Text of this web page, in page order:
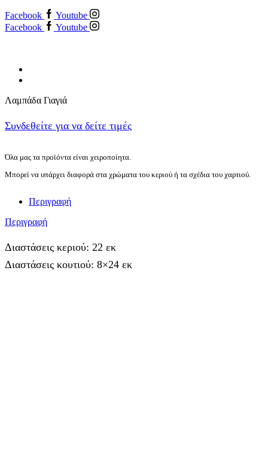
Facebook
Youtube
Facebook
Youtube
Λαμπάδα Γιαγιά
Συνδεθείτε για να δείτε τιμές
Όλα μας τα προϊόντα είναι χειροποίητα.
Μπορεί να υπάρχει διαφορά στα χρώματα του κεριού ή τα σχέδια του χαρτιού.
Περιγραφή
Περιγραφή
Διαστάσεις κεριού: 22 εκ
Διαστάσεις κουτιού: 8×24 εκ